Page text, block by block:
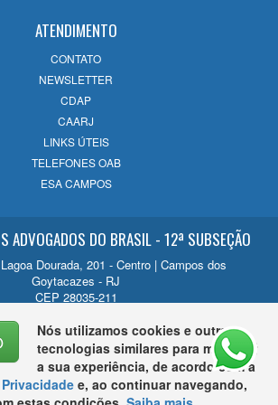
ATENDIMENTO
CONTATO
NEWSLETTER
CDAP
CAARJ
LINKS ÚTEIS
TELEFONES OAB
ESA CAMPOS
ADVOGADOS DO BRASIL - 12ª SUBSEÇÃO
Dourada, 201 - Centro | Campos dos
Goytacazes - RJ
CEP 28035-211
(22) 2726-1200
Nós utilizamos cookies e outras
tecnologias similares para melhorar
a sua experiência, de acordo com a
e, ao continuar navegando,